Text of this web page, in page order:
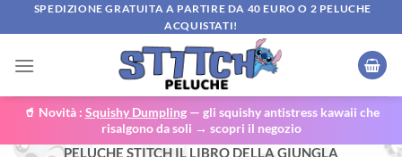
ai
SPEDIZIONE GRATUITA A PARTIRE DA 40 EURO O 2 PELUCHE
ACQUISTATI!
🥤 Novità : Squishy Dumpling— gli squishy antistress kawaii che
risalgono da soli → scopri il negozio
PELUCHE STITCH IL LIBRO DELLA GIUNGLA